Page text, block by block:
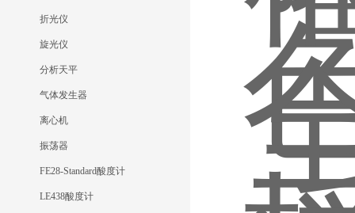
折光仪
旋光仪
分析天平
气体发生器
离心机
振荡器
FE28-Standard酸度计
LE438酸度计